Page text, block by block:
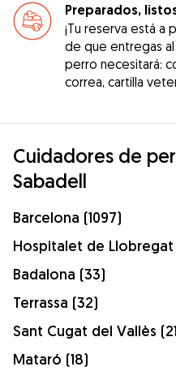
Preparados,
¡Tu reserva está a
de que entregas
perro necesitará:
correa, cartilla
Cuidadores de
Sabadell
Barcelona (1097)
Hospitalet de Llobregat
Badalona (33)
Terrassa (32)
Sant Cugat del Vallès
Mataró (18)